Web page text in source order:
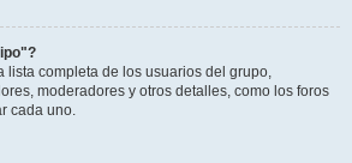
lista completa de los usuarios del grupo,
moderadores y otros detalles, como los foros
cada uno.